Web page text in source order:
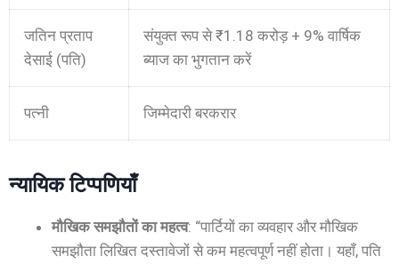
जतिन प्रताप
देसाई (पति)
संयुक्त रूप से ₹1.18 करोड़ + 9% वार्षिक
ब्याज का भुगतान करें
पत्नी जिम्मेदारी बरकरार
न्यायिक टिप्पणियाँ
मौखिक समझौतों का महत्व: “पार्टियों का व्यवहार और मौखिक
समझौता लिखित दस्तावेजों से कम महत्वपूर्ण नहीं होता। यहाँ, पति